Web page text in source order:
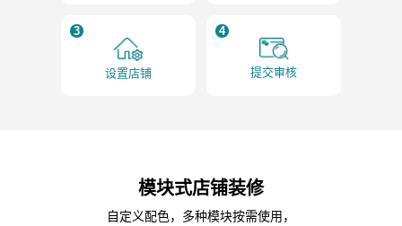
3
设置店铺
4
提交审核
模块式店铺装修
自定义配色，多种模块按需使用，